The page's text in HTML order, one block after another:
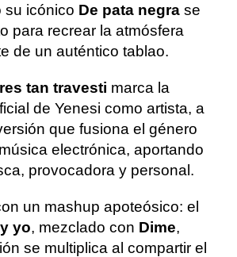
su icónico De pata negra se
para recrear la atmósfera
de un auténtico tablao.
tan travesti marca la
de Yenesi como artista, a
que fusiona el género
electrónica, aportando
provocadora y personal.
un mashup apoteósico: el
yo, mezclado con Dime,
se multiplica al compartir el